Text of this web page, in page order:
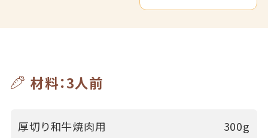
材料：3人前
厚切り和牛焼肉用 300g